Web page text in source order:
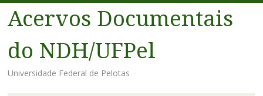
Acervos Documentais
do NDH/UFPel
Universidade Federal de Pelotas